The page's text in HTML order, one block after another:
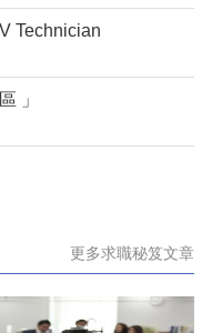
Technician
」
更多求職秘笈文章